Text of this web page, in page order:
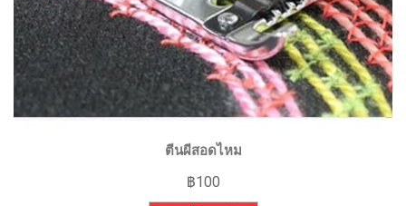
ตีนผีสอดไหม
฿100